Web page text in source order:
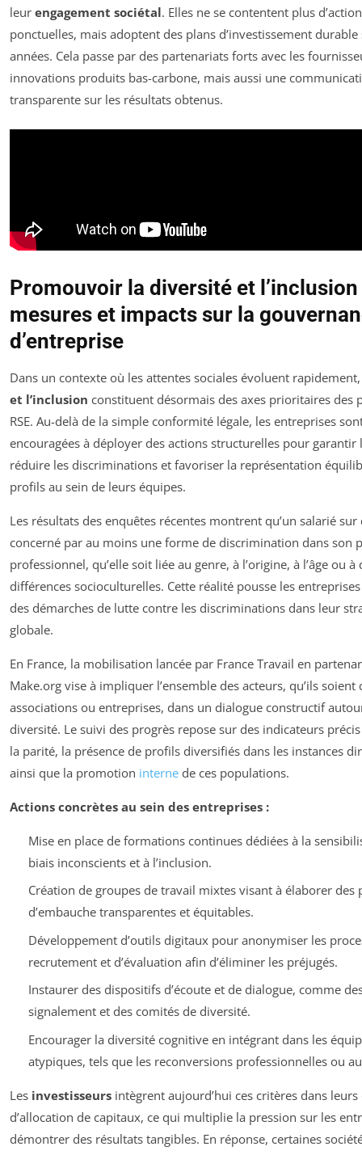
leur engagement sociétal. Elles ne se contentent plus
ponctuelles, mais adoptent des plans d’investissement
années. Cela passe par des partenariats forts avec les
innovations produits bas-carbone, mais aussi une
transparente sur les résultats obtenus.
Promouvoir la diversité et l’inclusion
mesures et impacts sur la
d’entreprise
Dans un contexte où les attentes sociales évoluent
et l’inclusion constituent désormais des axes prioritaires des
RSE. Au-delà de la simple conformité légale, les entreprises
encouragées à déployer des actions structurelles pour garantir
réduire les discriminations et favoriser la représentation
profils au sein de leurs équipes.
Les résultats des enquêtes récentes montrent qu’un salarié sur
concerné par au moins une forme de discrimination dans son
professionnel, qu’elle soit liée au genre, à l’origine, à l’âge ou à
différences socioculturelles. Cette réalité pousse les
des démarches de lutte contre les discriminations dans leur
globale.
En France, la mobilisation lancée par France Travail en
Make.org vise à impliquer l’ensemble des acteurs, qu’ils soient
associations ou entreprises, dans un dialogue constructif
diversité. Le suivi des progrès repose sur des indicateurs
la parité, la présence de profils diversifiés dans les instances
ainsi que la promotion interne de ces populations.
Actions concrètes au sein des entreprises :
Mise en place de formations continues dédiées à la
biais inconscients et à l’inclusion.
Création de groupes de travail mixtes visant à élaborer des
d’embauche transparentes et équitables.
Développement d’outils digitaux pour anonymiser les
recrutement et d’évaluation afin d’éliminer les préjugés.
Instaurer des dispositifs d’écoute et de dialogue, comme
signalement et des comités de diversité.
Encourager la diversité cognitive en intégrant dans les
atypiques, tels que les reconversions professionnelles ou
Les investisseurs intègrent aujourd’hui ces critères dans leurs
d’allocation de capitaux, ce qui multiplie la pression sur les
démontrer des résultats tangibles. En réponse, certaines